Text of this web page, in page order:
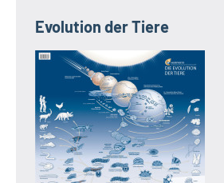
Evolution der Tiere